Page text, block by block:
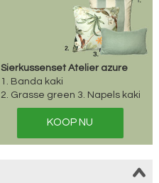
Sierkussenset Atelier azure
1. Banda kaki
2. Grasse green 3. Napels kaki
KOOP NU